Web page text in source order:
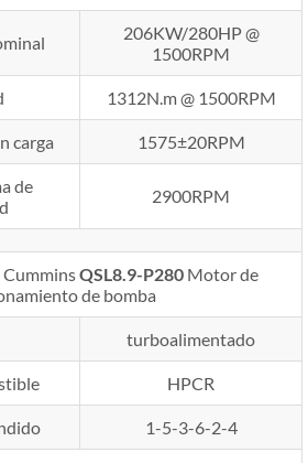
206KW/280HP @
1500RPM
1312N.m @ 1500RPM
carga 1575±20RPM
de
2900RPM
CumminsQSL8.9-P280 Motor de
de bomba
turboalimentado
HPCR
1-5-3-6-2-4